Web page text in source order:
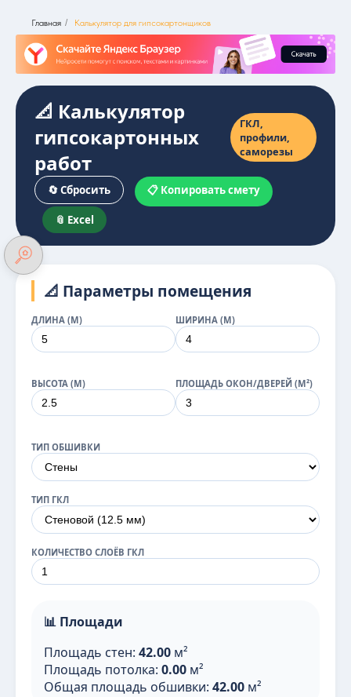
Главная / Калькулятор для гипсокартонщиков
📐 Калькулятор
гипсокартонных
работ
ГКЛ,
профили,
саморезы
🔄 Сбросить 📋 Копировать смету
📎 Excel
📐 Параметры помещения
ДЛИНА (М) ШИРИНА (М)
ВЫСОТА (М) ПЛОЩАДЬ ОКОН/ДВЕРЕЙ (М²)
ТИП ОБШИВКИ
ТИП ГКЛ
КОЛИЧЕСТВО СЛОЁВ ГКЛ
📊 Площади
Площадь стен: 42.00 м²
Площадь потолка: 0.00 м²
Общая площадь обшивки: 42.00 м²